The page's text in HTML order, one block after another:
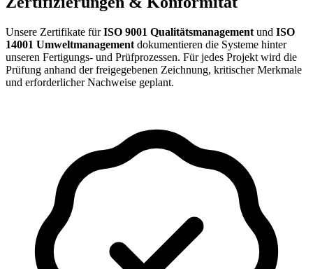
Unsere Zertifikate fürISO 9001 Qualitätsmanagement und ISO
14001 Umweltmanagement dokumentieren die Systeme hinter
unseren Fertigungs- und Prüfprozessen. Für jedes Projekt wird die
Prüfung anhand der freigegebenen Zeichnung, kritischer Merkmale
und erforderlicher Nachweise geplant.